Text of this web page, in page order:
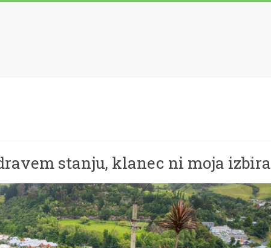
stanju, klanec ni moja izbira